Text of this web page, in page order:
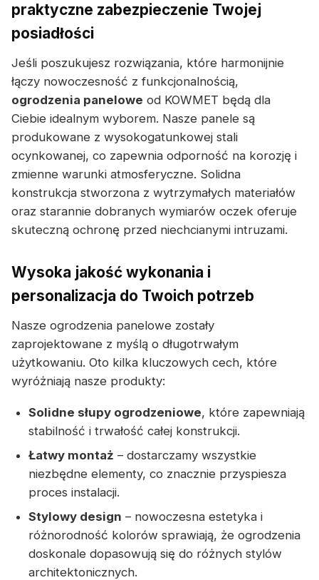
praktyczne zabezpieczenie Twojej
posiadłości
Jeśli poszukujesz rozwiązania, które harmonijnie
łączy nowoczesność z funkcjonalnością,
ogrodzenia panelowe od KOWMET będą dla
Ciebie idealnym wyborem. Nasze panele są
produkowane z wysokogatunkowej stali
ocynkowanej, co zapewnia odporność na korozję i
zmienne warunki atmosferyczne. Solidna
konstrukcja stworzona z wytrzymałych materiałów
oraz starannie dobranych wymiarów oczek oferuje
skuteczną ochronę przed niechcianymi intruzami.
Wysoka jakość wykonania i
personalizacja do Twoich potrzeb
Nasze ogrodzenia panelowe zostały
zaprojektowane z myślą o długotrwałym
użytkowaniu. Oto kilka kluczowych cech, które
wyróżniają nasze produkty:
Solidne słupy ogrodzeniowe, które zapewniają
stabilność i trwałość całej konstrukcji.
Łatwy montaż – dostarczamy wszystkie
niezbędne elementy, co znacznie przyspiesza
proces instalacji.
Stylowy design – nowoczesna estetyka i
różnorodność kolorów sprawiają, że ogrodzenia
doskonale dopasowują się do różnych stylów
architektonicznych.